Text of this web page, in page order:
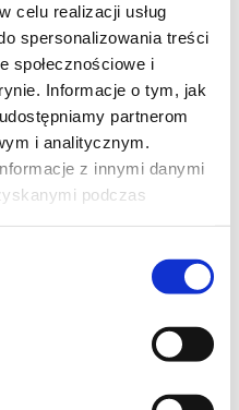
celu realizacji usług
spersonalizowania treści
społecznościowe i
Informacje o tym, jak
partnerom
i analitycznym.
z innymi danymi
podczas
LAS
się, że jest potomkinią całej
przywołuje czarownika
służące jej moce ognia.
którą Willow posiada. Nie